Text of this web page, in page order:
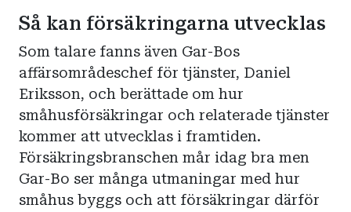
Så kan försäkringarna utvecklas
Som talare fanns även Gar-Bos
affärsområdeschef för tjänster, Daniel
Eriksson, och berättade om hur
småhusförsäkringar och relaterade tjänster
kommer att utvecklas i framtiden.
Försäkringsbranschen mår idag bra men
Gar-Bo ser många utmaningar med hur
småhus byggs och att försäkringar därför